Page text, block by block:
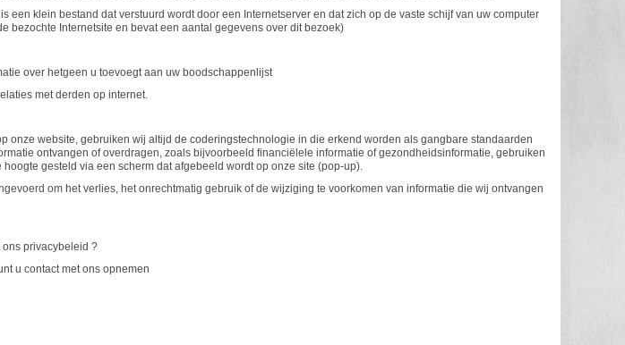
een klein bestand dat verstuurd wordt door een Internetserver en dat zich op de vaste schijf van uw computer
bezochte Internetsite en bevat een aantal gegevens over dit bezoek)
over hetgeen u toevoegt aan uw boodschappenlijst
met derden op internet.
onze website, gebruiken wij altijd de coderingstechnologie in die erkend worden als gangbare standaarden
ontvangen of overdragen, zoals bijvoorbeeld financiëlele informatie of gezondheidsinformatie, gebruiken
gesteld via een scherm dat afgebeeld wordt op onze site (pop-up).
om het verlies, het onrechtmatig gebruik of de wijziging te voorkomen van informatie die wij ontvangen
ons privacybeleid ?
u contact met ons opnemen